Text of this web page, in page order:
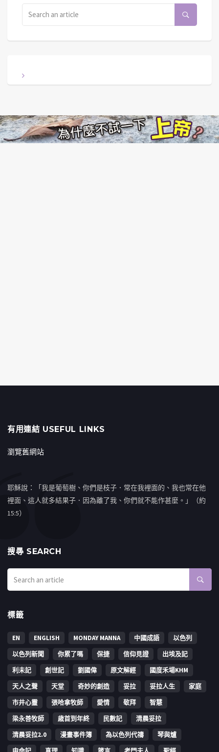
有用連結 USEFUL LINKS
瀏覽舊網站
耶穌說：「我是葡萄樹、你們是枝子．常在我裡面的、我也常在他
裡面、這人就多結果子．因為離了我、你們就不能作甚麼。」（約
15:5）
搜㝷 SEARCH
標籤
EN ENGLISH MONDAY MANNA 中國成語
以色列
以色列新聞
你累了嗎 保捷 信仰見證
出埃及記
利未記
創世記 劉國偉 原文解經
國度禾場KHM
天人之聲
天堂 奇妙的創造 妥拉 妥拉人生
家庭
市井心靈
張哈拿牧師 愛情 敬拜
智慧
梁永善牧師
歳首到年終 民數記
清晨妥拉
清晨妥拉2.0
漫畫事件簿 為以色列代禱
琴與爐